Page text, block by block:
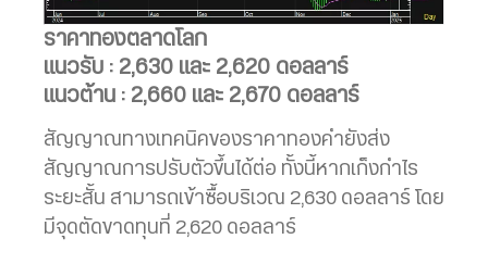
ราคาทองตลาดโลก
แนวรับ : 2,630 และ 2,620 ดอลลาร์
แนวต้าน : 2,660 และ 2,670 ดอลลาร์
สัญญาณทางเทคนิคของราคาทองคำยังส่ง
สัญญาณการปรับตัวขึ้นได้ต่อ ทั้งนี้หากเก็งกำไร
ระยะสั้น สามารถเข้าซื้อบริเวณ 2,630 ดอลลาร์ โดย
มีจุดตัดขาดทุนที่ 2,620 ดอลลาร์